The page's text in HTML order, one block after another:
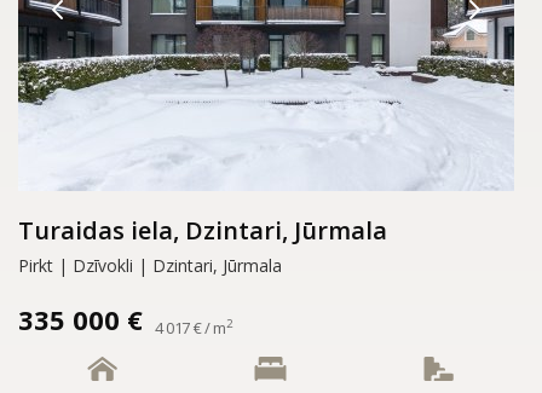
Turaidas iela, Dzintari, Jūrmala
Pirkt | Dzīvokli | Dzintari, Jūrmala
335 000 € 4 017 € / m2